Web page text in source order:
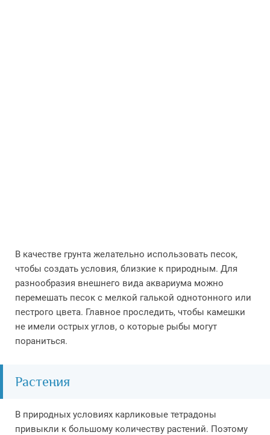
В качестве грунта желательно использовать песок,
чтобы создать условия, близкие к природным. Для
разнообразия внешнего вида аквариума можно
перемешать песок с мелкой галькой однотонного или
пестрого цвета. Главное проследить, чтобы камешки
не имели острых углов, о которые рыбы могут
пораниться.
Растения
В природных условиях карликовые тетрадоны
привыкли к большому количеству растений. Поэтому